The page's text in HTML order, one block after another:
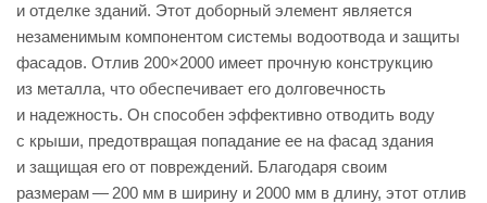
и отделке зданий. Этот доборный элемент является
незаменимым компонентом системы водоотвода и защиты
фасадов. Отлив 200×2000 имеет прочную конструкцию
из металла, что обеспечивает его долговечность
и надежность. Он способен эффективно отводить воду
с крыши, предотвращая попадание ее на фасад здания
и защищая его от повреждений. Благодаря своим
размерам — 200 мм в ширину и 2000 мм в длину, этот отлив